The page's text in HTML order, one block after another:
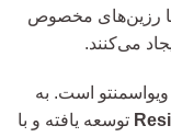
رزین‌های مخصوص
می‌کنند.
است. به
توسعه یافته و با